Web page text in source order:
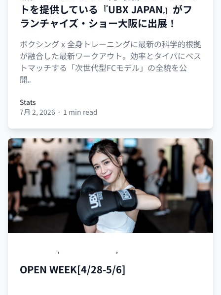
トを提供している『UBX JAPAN』がフ
ランチャイズ・ショー大阪に出展！
ボクシング x 全身トレーニングに最新の科学的根拠
が融合した最新ワークアウト。効率とタイパにベス
トマッチする「次世代型FCモデル」の全貌を公
開。
Stats
Stats
7月 2, 2026 · 1 min read
, ,
OPEN WEEK[4/28-5/6]